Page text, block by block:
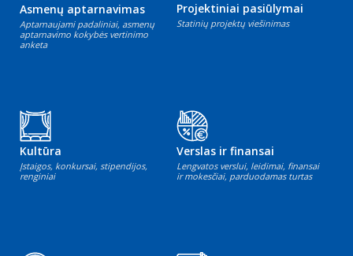
Asmenų aptarnavimas
Aptarnaujami padaliniai, asmenų
aptarnavimo kokybės vertinimo
anketa
Projektiniai pasiūlymai
Statinių projektų viešinimas
Kultūra
Įstaigos, konkursai, stipendijos,
renginiai
Verslas ir finansai
Lengvatos verslui, leidimai, finansai
ir mokesčiai, parduodamas turtas